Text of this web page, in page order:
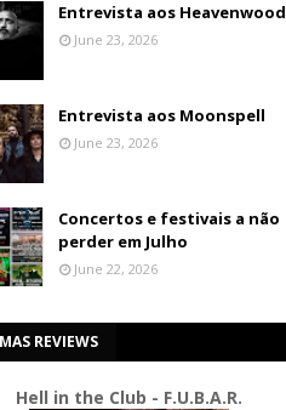
Entrevista aos Heavenwood
June 23, 2026
Entrevista aos Moonspell
June 23, 2026
Concertos e festivais a não
perder em Julho
June 22, 2026
REVIEWS
Hell in the Club - F.U.B.A.R.